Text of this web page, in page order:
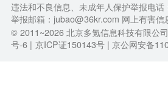
违法和不良信息、未成年人保护举报电
举报邮箱：jubao@36kr.com 网上有害信
© 2011~2026北京多氪信息科技有限公
号-6 | 京ICP证150143号 | 京公网安备